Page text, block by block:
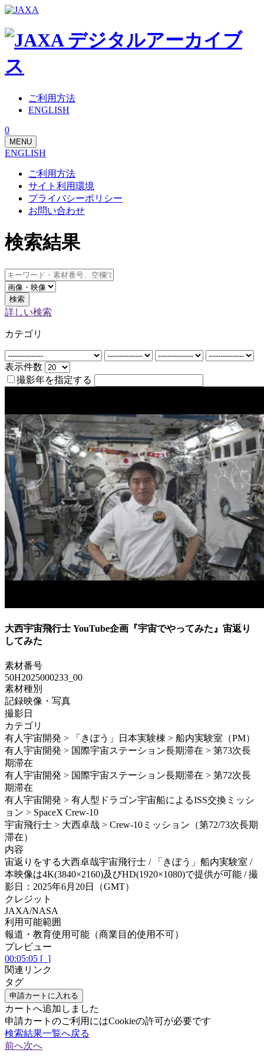
ご利用方法
ENGLISH
0
MENU
ENGLISH
ご利用方法
サイト利用環境
プライバシーポリシー
お問い合わせ
検索結果
検索
詳しい検索
カテゴリ
表示件数
撮影年を指定する
大西宇宙飛行士 YouTube企画『宇宙でやってみた』宙返り
してみた
素材番号
50H2025000233_00
素材種別
記録映像・写真
撮影日
カテゴリ
有人宇宙開発 > 「きぼう」日本実験棟 > 船内実験室（PM）
有人宇宙開発 > 国際宇宙ステーション長期滞在 > 第73次長
期滞在
有人宇宙開発 > 国際宇宙ステーション長期滞在 > 第72次長
期滞在
有人宇宙開発 > 有人型ドラゴン宇宙船によるISS交換ミッシ
ョン > SpaceX Crew-10
宇宙飛行士 > 大西卓哉 > Crew-10ミッション（第72/73次長期
滞在）
内容
宙返りをする大西卓哉宇宙飛行士 / 「きぼう」船内実験室 /
本映像は4K(3840×2160)及びHD(1920×1080)で提供が可能 / 撮
影日：2025年6月20日（GMT）
クレジット
JAXA/NASA
利用可能範囲
報道・教育使用可能（商業目的使用不可）
プレビュー
00:05:05 [_]
関連リンク
タグ
申請カートに入れる
カートへ追加しました
申請カートのご利用にはCookieの許可が必要です
検索結果一覧へ戻る
前へ次へ